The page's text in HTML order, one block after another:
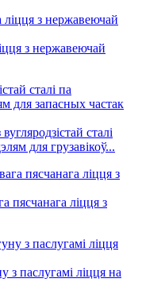
з нержавеючай
сталі
для грузавікоў...
пясчанага ліцця з
з паслугамі ліцця на